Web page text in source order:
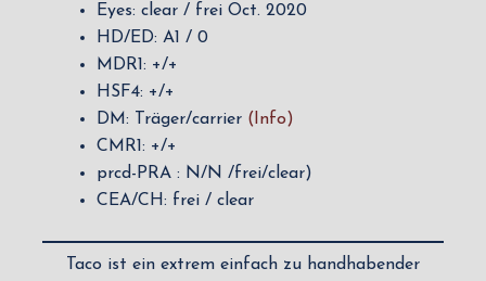
Eyes: clear / frei Oct. 2020
HD/ED: A1 / 0
MDR1: +/+
HSF4: +/+
DM: Träger/carrier (Info)
CMR1: +/+
prcd-PRA : N/N /frei/clear)
CEA/CH: frei / clear
Taco ist ein extrem einfach zu handhabender